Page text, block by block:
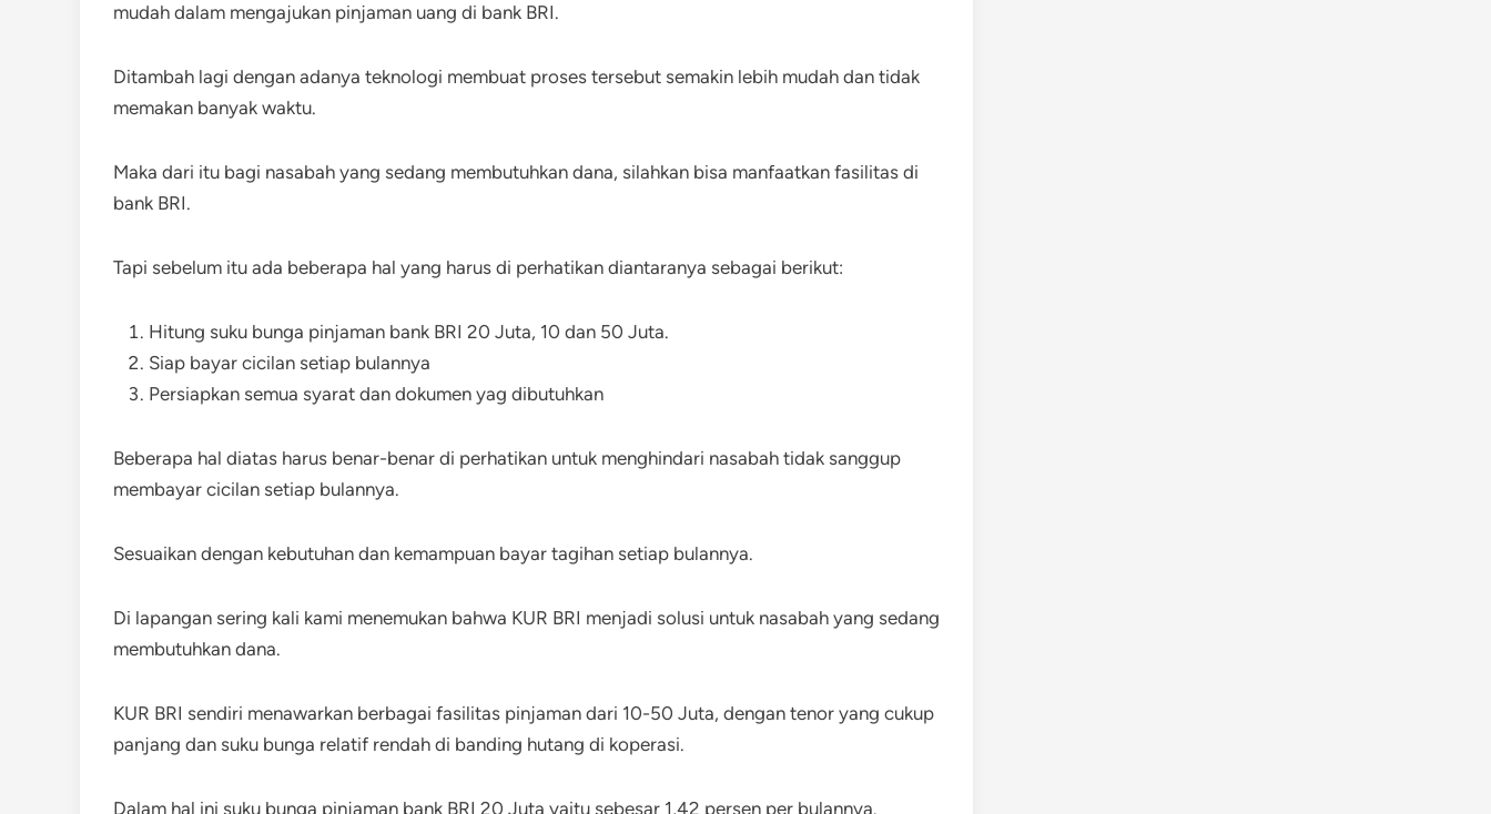
mudah dalam mengajukan pinjaman uang di bank BRI.
Ditambah lagi dengan adanya teknologi membuat proses tersebut semakin lebih mudah dan tidak
memakan banyak waktu.
Maka dari itu bagi nasabah yang sedang membutuhkan dana, silahkan bisa manfaatkan fasilitas di
bank BRI.
Tapi sebelum itu ada beberapa hal yang harus di perhatikan diantaranya sebagai berikut:
Hitung suku bunga pinjaman bank BRI 20 Juta, 10 dan 50 Juta.
Siap bayar cicilan setiap bulannya
Persiapkan semua syarat dan dokumen yag dibutuhkan
Beberapa hal diatas harus benar-benar di perhatikan untuk menghindari nasabah tidak sanggup
membayar cicilan setiap bulannya.
Sesuaikan dengan kebutuhan dan kemampuan bayar tagihan setiap bulannya.
Di lapangan sering kali kami menemukan bahwa KUR BRI menjadi solusi untuk nasabah yang sedang
membutuhkan dana.
KUR BRI sendiri menawarkan berbagai fasilitas pinjaman dari 10-50 Juta, dengan tenor yang cukup
panjang dan suku bunga relatif rendah di banding hutang di koperasi.
Dalam hal ini suku bunga pinjaman bank BRI 20 Juta yaitu sebesar 1,42 persen per bulannya.